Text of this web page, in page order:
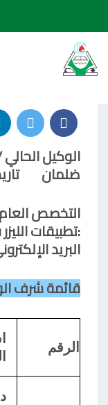
S
T
E
D
N
الوكيل
ضلمان تاريخ
التخصص
:تطبيقات
البريد
قائمة شرف
الرقم